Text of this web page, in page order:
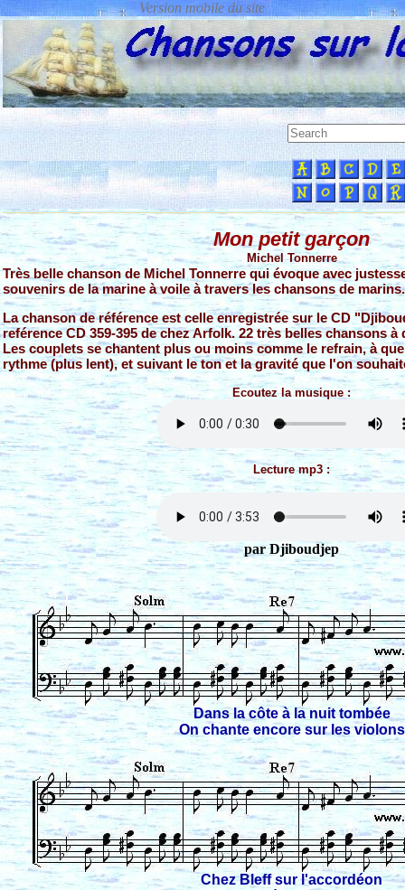
Mon petit garçon
Michel Tonnerre
Très belle chanson de Michel Tonnerre qui évoque avec
souvenirs de la marine à voile à travers les chansons de
La chanson de référence est celle enregistrée sur le CD
reférence CD 359-395 de chez Arfolk. 22 très belles chansons
Les couplets se chantent plus ou moins comme le refrain, à
rythme (plus lent), et suivant le ton et la gravité que l'on
Ecoutez la musique :
Lecture mp3 :
par Djiboudjep
Dans la côte à la nuit tombée
On chante encore sur les violons
Chez Bleff sur l'accordéon